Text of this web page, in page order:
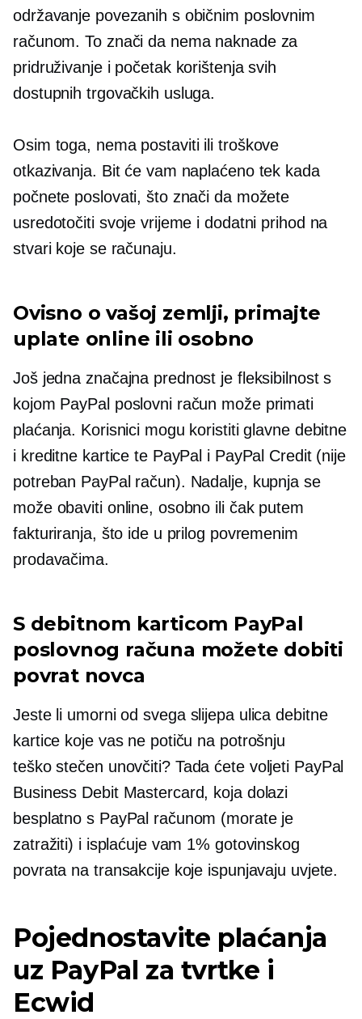
održavanje povezanih s običnim poslovnim
računom. To znači da nema naknade za
pridruživanje i početak korištenja svih
dostupnih trgovačkih usluga.
Osim toga, nema postavitiili troškove
otkazivanja. Bit će vam naplaćeno tek kada
počnete poslovati, što znači da možete
usredotočiti svoje vrijeme i dodatni prihod na
stvari koje se računaju.
Ovisno o vašoj zemlji, primajte
uplate online ili osobno
Još jedna značajna prednost je fleksibilnost s
kojom PayPal poslovni račun može primati
plaćanja. Korisnici mogu koristiti glavne debitne
i kreditne kartice te PayPal i PayPal Credit (nije
potreban PayPal račun). Nadalje, kupnja se
može obaviti online, osobno ili čak putem
fakturiranja, što ide u prilog povremenim
prodavačima.
S debitnom karticom PayPal
poslovnog računa možete dobiti
povrat novca
Jeste li umorni od svega slijepa ulica debitne
kartice koje vas ne potiču na potrošnju
teško stečen unovčiti? Tada ćete voljeti PayPal
Business Debit Mastercard, koja dolazi
besplatno s PayPal računom (morate je
zatražiti) i isplaćuje vam 1% gotovinskog
povrata na transakcije koje ispunjavaju uvjete.
Pojednostavite plaćanja
uz PayPal za tvrtke i
Ecwid